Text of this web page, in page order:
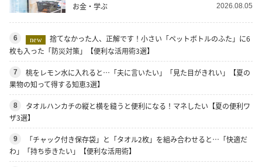
お金・学ぶ 2026.08.05
6 new
捨てなかった人、正解です！小さい「ペットボトルのふた」に6
枚も入った「防災対策」【便利な活用術3選】
7
桃をレモン水に入れると…「夫に言いたい」「見た目がきれい」【夏の
果物の知って得する知恵3選】
8
タオルハンカチの縦と横を縫うと便利になる！マネしたい【夏の便利ワ
ザ3選】
9
「チャック付き保存袋」と「タオル2枚」を組み合わせると…「快適だ
わ」「持ち歩きたい」【便利な活用術】